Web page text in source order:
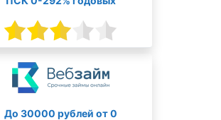
До 30000 рублей от 0